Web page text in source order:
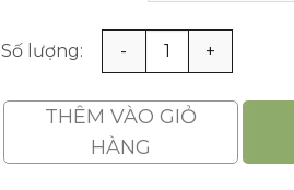
Giày Bảo Hộ Nepa GT 44 Hàn
THÊM VÀO GIỎ
HÀNG